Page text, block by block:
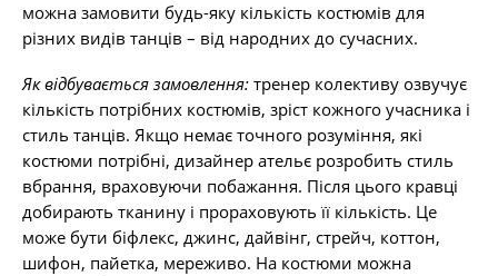
можна замовити будь-яку кількість костюмів для
різних видів танців – від народних до сучасних.
Як відбувається замовлення: тренер колективу озвучує
кількість потрібних костюмів, зріст кожного учасника і
стиль танців. Якщо немає точного розуміння, які
костюми потрібні, дизайнер ательє розробить стиль
вбрання, враховуючи побажання. Після цього кравці
добирають тканину і прораховують її кількість. Це
може бути біфлекс, джинс, дайвінг, стрейч, коттон,
шифон, пайетка, мереживо. На костюми можна